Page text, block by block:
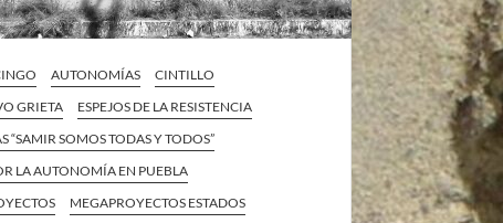
AUTONOMÍAS
CINTILLO
GRIETA
ESPEJOS DE LA RESISTENCIA
“SAMIR SOMOS TODAS Y TODOS”
LA AUTONOMÍA EN PUEBLA
MEGAPROYECTOS ESTADOS